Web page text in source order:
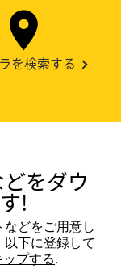
を検索する
をダウ
!
どをご用意し
下に登録して
プする.